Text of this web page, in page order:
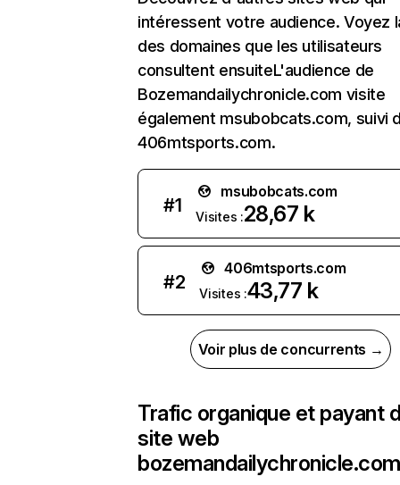
intéressent votre audience. Voyez
des domaines que les utilisateurs
consultent ensuiteL'audience de
Bozemandailychronicle.com visite
également msubobcats.com, suivi
406mtsports.com.
#1
msubobcats.com
Visites :28,67 k
#2
406mtsports.com
Visites :43,77 k
Voir plus de concurrents →
Trafic organique et payant
site web
bozemandailychronicle.com